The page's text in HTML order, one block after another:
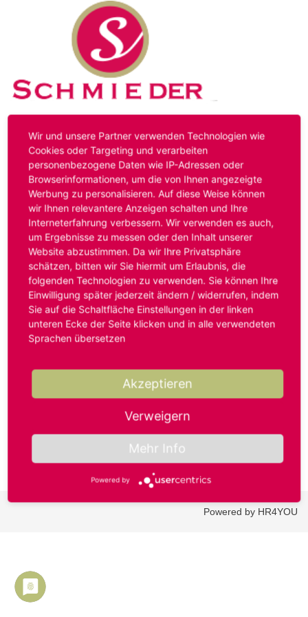
Kontakt Impressum Datenschutz
Hinweis:Das von ihnen aufgerufene Stellenangebot ist
bereits ausgelaufen. Alternative Stellenanzeigen finden
Sie unter:
www.schmieder-personal.de/stellenangebote
Oder Sie bewerben sich
initiativund wir suchen für Sie
passende Stellenangebote.
Anmelden
Benutzername oder E-Mail-Adresse*
Passwort*
Powered by HR4YOU
Wir und unsere Partner verwenden Technologien wie
Cookies oder Targeting und verarbeiten
personenbezogene Daten wie IP-Adressen oder
Browserinformationen, um die von Ihnen angezeigte
Werbung zu personalisieren. Auf diese Weise können
wir Ihnen relevantere Anzeigen schalten und Ihre
Interneterfahrung verbessern. Wir verwenden es auch,
um Ergebnisse zu messen oder den Inhalt unserer
Website abzustimmen. Da wir Ihre Privatsphäre
schätzen, bitten wir Sie hiermit um Erlaubnis, die
folgenden Technologien zu verwenden. Sie können Ihre
Einwilligung später jederzeit ändern / widerrufen, indem
Sie auf die Schaltfläche Einstellungen in der linken
unteren Ecke der Seite klicken und in alle verwendeten
Sprachen übersetzen
Akzeptieren
Verweigern
Mehr Info
Powered by